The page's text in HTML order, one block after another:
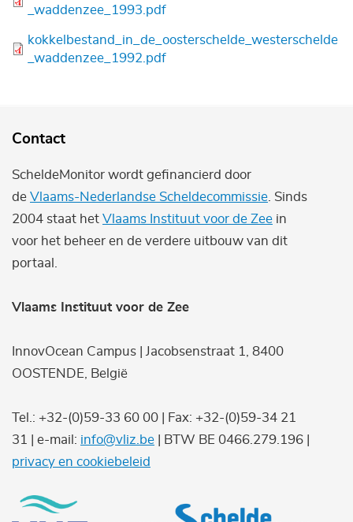
_waddenzee_1993.pdf
Bestand
kokkelbestand_in_de_oosterschelde_westerschelde
_waddenzee_1992.pdf
Contact
ScheldeMonitor wordt gefinancierd door
de Vlaams-Nederlandse Scheldecommissie . Sinds
2004 staat het Vlaams Instituut voor de Zee in
voor het beheer en de verdere uitbouw van dit
portaal.
Vlaams Instituut voor de Zee
InnovOcean Campus | Jacobsenstraat 1, 8400
OOSTENDE, België
Tel.: +32-(0)59-33 60 00 | Fax: +32-(0)59-34 21
31 | e-mail: info@vliz.be | BTW BE 0466.279.196 |
privacy en cookiebeleid